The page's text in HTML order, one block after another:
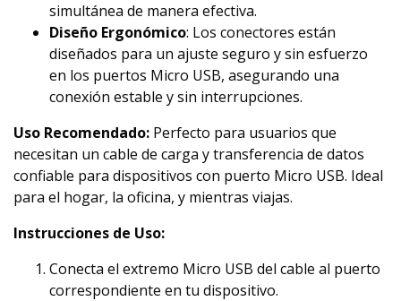
simultánea de manera efectiva.
Diseño Ergonómico: Los conectores están
diseñados para un ajuste seguro y sin esfuerzo
en los puertos Micro USB, asegurando una
conexión estable y sin interrupciones.
Uso Recomendado: Perfecto para usuarios que
necesitan un cable de carga y transferencia de datos
confiable para dispositivos con puerto Micro USB. Ideal
para el hogar, la oficina, y mientras viajas.
Instrucciones de Uso:
Conecta el extremo Micro USB del cable al puerto
correspondiente en tu dispositivo.